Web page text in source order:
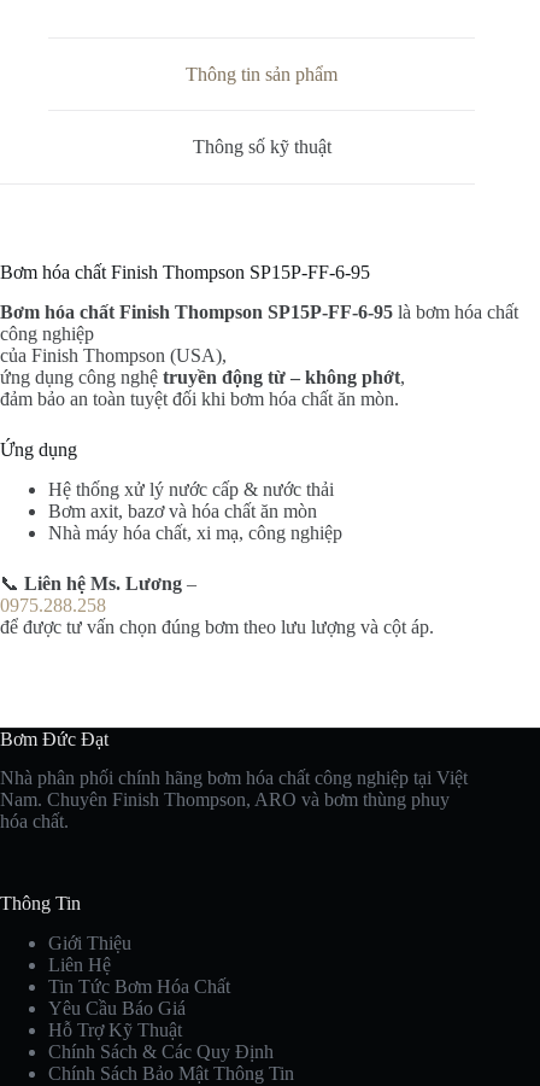
Thông tin sản phẩm
Thông số kỹ thuật
Bơm hóa chất Finish Thompson SP15P-FF-6-95
Bơm hóa chất Finish Thompson SP15P-FF-6-95 là bơm hóa chất
công nghiệp
của Finish Thompson (USA),
ứng dụng công nghệ truyền động từ – không phớt,
đảm bảo an toàn tuyệt đối khi bơm hóa chất ăn mòn.
Ứng dụng
Hệ thống xử lý nước cấp & nước thải
Bơm axit, bazơ và hóa chất ăn mòn
Nhà máy hóa chất, xi mạ, công nghiệp
📞 Liên hệ Ms. Lương –
0975.288.258
để được tư vấn chọn đúng bơm theo lưu lượng và cột áp.
Bơm Đức Đạt
Nhà phân phối chính hãng bơm hóa chất công nghiệp tại Việt
Nam. Chuyên Finish Thompson, ARO và bơm thùng phuy
hóa chất.
Thông Tin
Giới Thiệu
Liên Hệ
Tin Tức Bơm Hóa Chất
Yêu Cầu Báo Giá
Hỗ Trợ Kỹ Thuật
Chính Sách & Các Quy Định
Chính Sách Bảo Mật Thông Tin